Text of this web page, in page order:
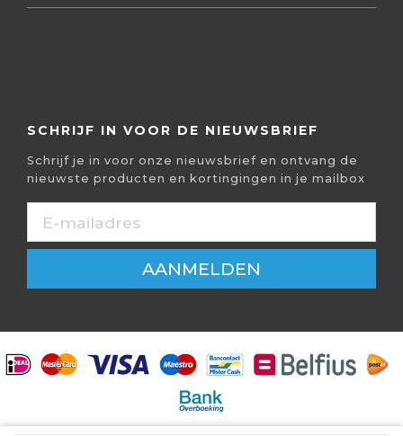
SCHRIJF IN VOOR DE NIEUWSBRIEF
Schrijf je in voor onze nieuwsbrief en ontvang de
nieuwste producten en kortingingen in je mailbox
AANMELDEN